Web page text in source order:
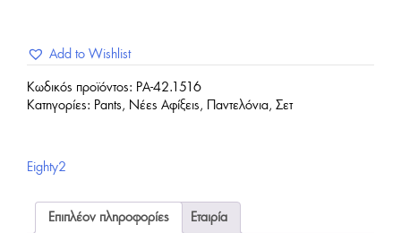
Add to Wishlist
Κωδικός προϊόντος: PA-42.1516
Κατηγορίες: Pants , Νέες Αφίξεις , Παντελόνια, Σετ
Eighty2
Επιπλέον πληροφορίες Εταιρία